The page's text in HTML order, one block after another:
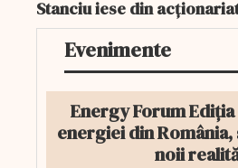
Stanciu iese din
Evenimente
Energy Forum Ediția
energiei din
noii